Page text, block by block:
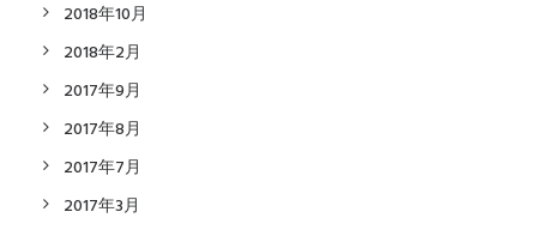
2018年10月
2018年2月
2017年9月
2017年8月
2017年7月
2017年3月